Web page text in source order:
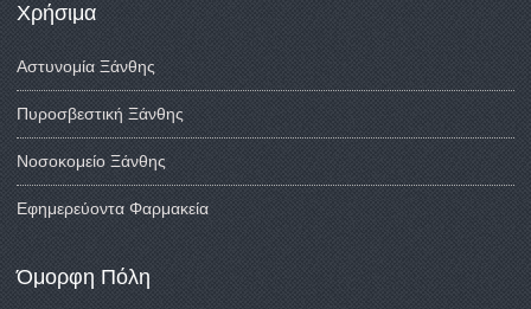
Χρήσιμα
Αστυνομία Ξάνθης
Πυροσβεστική Ξάνθης
Νοσοκομείο Ξάνθης
Εφημερεύοντα Φαρμακεία
Όμορφη Πόλη